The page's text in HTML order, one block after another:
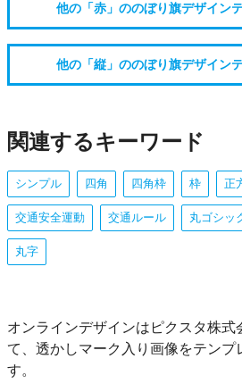
他の「赤」ののぼり旗デザイン
他の「縦」ののぼり旗デザイン
関連するキーワード
シンプル 四角 四角枠 枠 正
交通安全運動 交通ルール 丸ゴシッ
丸字
オンラインデザインはピクスタ株式
て、透かしマーク入り画像をテンプ
す。